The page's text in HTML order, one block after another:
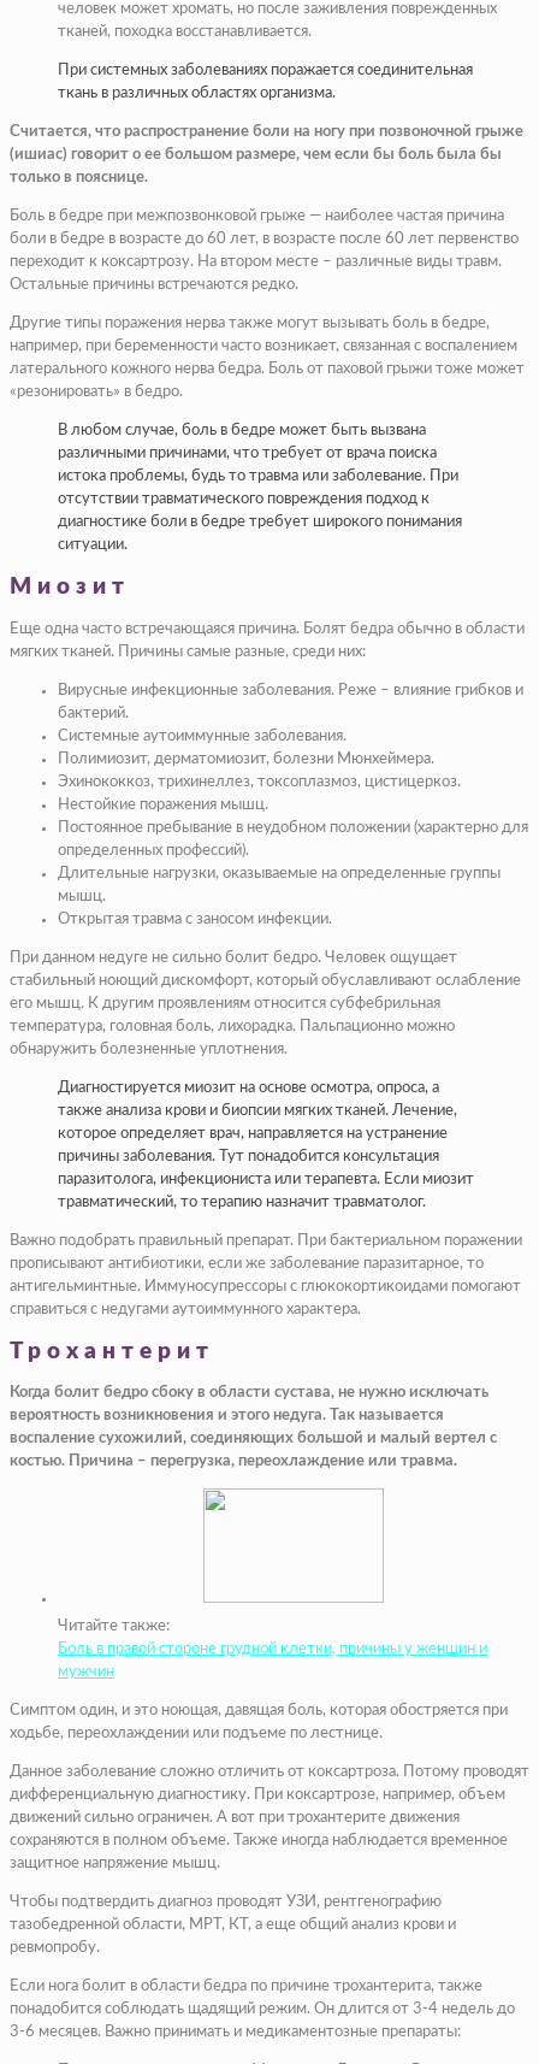
человек может хромать, но после заживления поврежденных
тканей, походка восстанавливается.
При системных заболеваниях поражается соединительная
ткань в различных областях организма.
Считается, что распространение боли на ногу при позвоночной грыже
(ишиас) говорит о ее большом размере, чем если бы боль была бы
только в пояснице.
Боль в бедре при межпозвонковой грыже — наиболее частая причина
боли в бедре в возрасте до 60 лет, в возрасте после 60 лет первенство
переходит к коксартрозу. На втором месте – различные виды травм.
Остальные причины встречаются редко.
Другие типы поражения нерва также могут вызывать боль в бедре,
например, при беременности часто возникает, связанная с воспалением
латерального кожного нерва бедра. Боль от паховой грыжи тоже может
«резонировать» в бедро.
В любом случае, боль в бедре может быть вызвана
различными причинами, что требует от врача поиска
истока проблемы, будь то травма или заболевание. При
отсутствии травматического повреждения подход к
диагностике боли в бедре требует широкого понимания
ситуации.
Миозит
Еще одна часто встречающаяся причина. Болят бедра обычно в области
мягких тканей. Причины самые разные, среди них:
Вирусные инфекционные заболевания. Реже – влияние грибков и
бактерий.
Системные аутоиммунные заболевания.
Полимиозит, дерматомиозит, болезни Мюнхеймера.
Эхинококкоз, трихинеллез, токсоплазмоз, цистицеркоз.
Нестойкие поражения мышц.
Постоянное пребывание в неудобном положении (характерно для
определенных профессий).
Длительные нагрузки, оказываемые на определенные группы
мышц.
Открытая травма с заносом инфекции.
При данном недуге не сильно болит бедро. Человек ощущает
стабильный ноющий дискомфорт, который обуславливают ослабление
его мышц. К другим проявлениям относится субфебрильная
температура, головная боль, лихорадка. Пальпационно можно
обнаружить болезненные уплотнения.
Диагностируется миозит на основе осмотра, опроса, а
также анализа крови и биопсии мягких тканей. Лечение,
которое определяет врач, направляется на устранение
причины заболевания. Тут понадобится консультация
паразитолога, инфекциониста или терапевта. Если миозит
травматический, то терапию назначит травматолог.
Важно подобрать правильный препарат. При бактериальном поражении
прописывают антибиотики, если же заболевание паразитарное, то
антигельминтные. Иммуносупрессоры с глюкокортикоидами помогают
справиться с недугами аутоиммунного характера.
Трохантерит
Когда болит бедро сбоку в области сустава, не нужно исключать
вероятность возникновения и этого недуга. Так называется
воспаление сухожилий, соединяющих большой и малый вертел с
костью. Причина – перегрузка, переохлаждение или травма.
Читайте также:
Боль в правой стороне грудной клетки, причины у женщин и
мужчин
Симптом один, и это ноющая, давящая боль, которая обостряется при
ходьбе, переохлаждении или подъеме по лестнице.
Данное заболевание сложно отличить от коксартроза. Потому проводят
дифференциальную диагностику. При коксартрозе, например, объем
движений сильно ограничен. А вот при трохантерите движения
сохраняются в полном объеме. Также иногда наблюдается временное
защитное напряжение мышц.
Чтобы подтвердить диагноз проводят УЗИ, рентгенографию
тазобедренной области, МРТ, КТ, а еще общий анализ крови и
ревмопробу.
Если нога болит в области бедра по причине трохантерита, также
понадобится соблюдать щадящий режим. Он длится от 3-4 недель до
3-6 месяцев. Важно принимать и медикаментозные препараты: